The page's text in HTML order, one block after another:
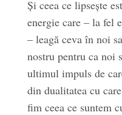
Și ceea ce lipsește
energie care – la fel
– leagă ceva în noi
nostru pentru ca noi
ultimul impuls de
din dualitatea cu
fim ceea ce suntem